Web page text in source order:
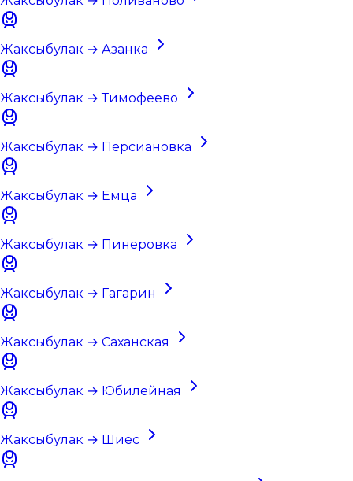
Жаксыбулак → Азанка
Жаксыбулак → Тимофеево
Жаксыбулак → Персиановка
Жаксыбулак → Емца
Жаксыбулак → Пинеровка
Жаксыбулак → Гагарин
Жаксыбулак → Саханская
Жаксыбулак → Юбилейная
Жаксыбулак → Шиес